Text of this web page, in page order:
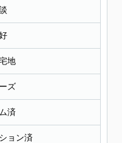
地
ズ
済
ョン済